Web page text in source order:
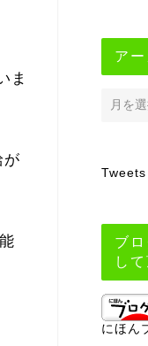
ま
が
ア
ブ
し
にほん